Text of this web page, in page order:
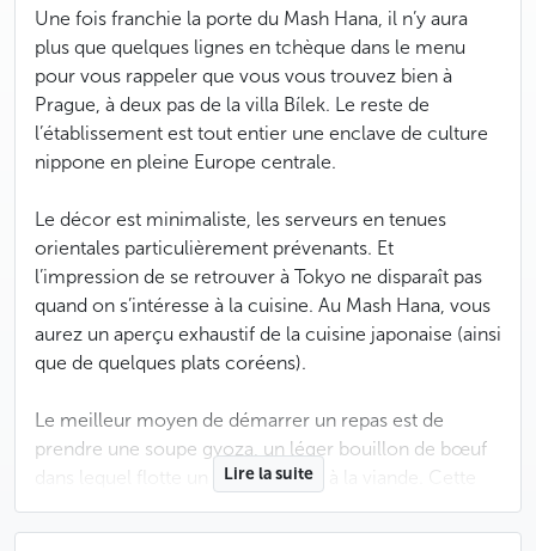
Une fois franchie la porte du Mash Hana, il n’y aura
plus que quelques lignes en tchèque dans le menu
pour vous rappeler que vous vous trouvez bien à
Prague, à deux pas de la villa Bílek. Le reste de
l’établissement est tout entier une enclave de culture
nippone en pleine Europe centrale.
Le décor est minimaliste, les serveurs en tenues
orientales particulièrement prévenants. Et
l’impression de se retrouver à Tokyo ne disparaît pas
quand on s’intéresse à la cuisine. Au Mash Hana, vous
aurez un aperçu exhaustif de la cuisine japonaise (ainsi
que de quelques plats coréens).
Le meilleur moyen de démarrer un repas est de
prendre une soupe gyoza, un léger bouillon de bœuf
dans lequel flotte un ravioli fourré à la viande. Cette
soupe a en commun avec les autres plats du Mash
Hana un usage réduit d’épices au goût prononcé, ce
Lire la suite